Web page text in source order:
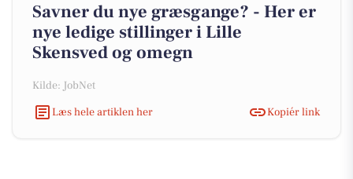
Savner du nye græsgange? - Her er
nye ledige stillinger i Lille
Skensved og omegn
Kilde: JobNet
Læs hele artiklen her
Kopiér link